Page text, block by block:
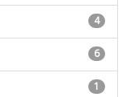
4
6
1